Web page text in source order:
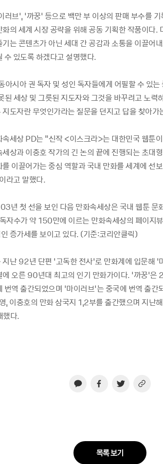
러브’, ‘까꿍’ 등으로 백만 부 이상의 판매 부수를
의 세계 시장 공략을 위해 공동 기획한 작품이다.
는 콘텐츠가 아닌 세대 간 공감과 소통을 이끌어
수 있도록 하겠다고 설명했다.
아시아 권 독자 및 성인 독자들에게 어필할 수 있
된 세상 및 그릇된 지도자와 그것을 바꾸려고 노력
도자란 무엇인가라는 질문을 던지고 답을 찾아가
속세상 PD는 "신작 <이스크라>는 대한민국 웹툰
세상과 이충호 작가의 긴 논의 끝에 진행되는 초대
이끌어가는 중심 역할과 국내 만화를 세계에 선
라고 말했다.
년 첫 선을 보인 다음 만화속세상은 국내 웹툰 문
자수가 약 150만에 이르는 만화속세상의 페이지
증가세를 보이고 있다. (기준:코리안클릭)
난 92년 단편 ‘고독한 전사’로 만화계에 입문해 ‘
에 오른 90년대 최고의 인기 만화가이다. ‘까꿍’
번역 출간되었으며 ‘마이러브’는 중국에 번역 출
, 이충호의 만화 삼국지 1,2부를 출간했으며 지난
했다.
목록 보기